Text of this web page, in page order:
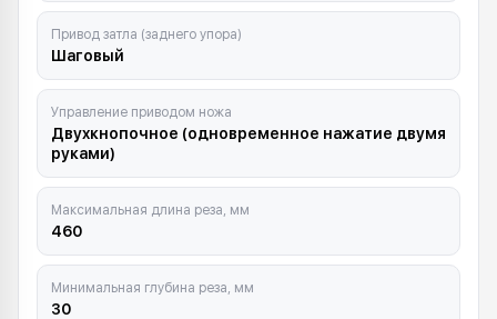
Привод затла (заднего упора)
Шаговый
Управление приводом ножа
Двухкнопочное (одновременное нажатие двумя
руками)
Максимальная длина реза, мм
460
Минимальная глубина реза, мм
30